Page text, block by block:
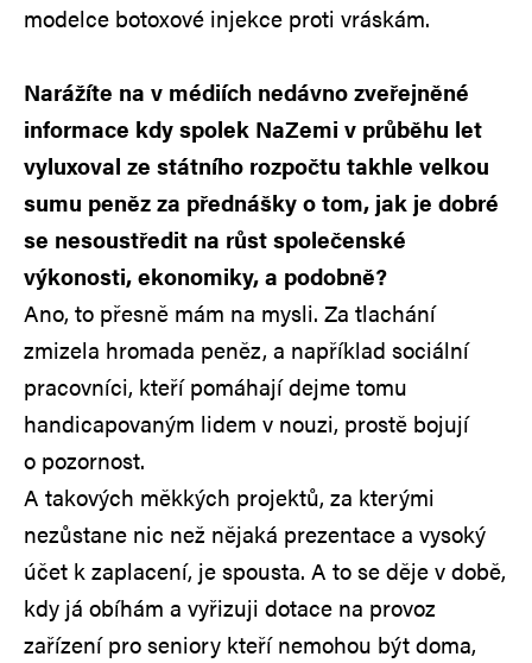
modelce botoxové injekce proti vráskám.
Narážíte na v médiích nedávno zveřejněné
informace kdy spolek NaZemi v průběhu let
vyluxoval ze státního rozpočtu takhle velkou
sumu peněz za přednášky o tom, jak je dobré
se nesoustředit na růst společenské
výkonosti, ekonomiky, a podobně?
Ano, to přesně mám na mysli. Za tlachání
zmizela hromada peněz, a například sociální
pracovníci, kteří pomáhají dejme tomu
handicapovaným lidem v nouzi, prostě bojují
o pozornost.
A takových měkkých projektů, za kterými
nezůstane nic než nějaká prezentace a vysoký
účet k zaplacení, je spousta. A to se děje v době,
kdy já obíhám a vyřizuji dotace na provoz
zařízení pro seniory kteří nemohou být doma,